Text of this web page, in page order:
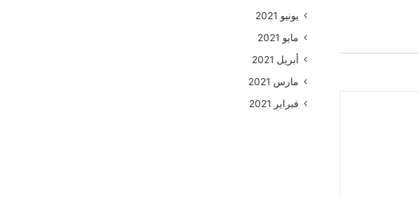
يونيو 2021
مايو 2021
أبريل 2021
مارس 2021
فبراير 2021